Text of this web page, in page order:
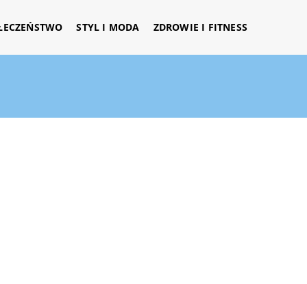
STYL I MODA ZDROWIE I FITNESS